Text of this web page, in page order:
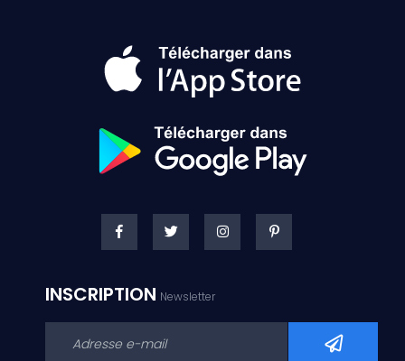
INSCRIPTION Newsletter